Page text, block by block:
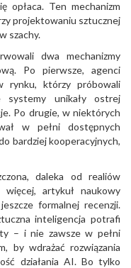
opłaca. Ten mechanizm
projektowaniu sztucznej
szachy.
dwa mechanizmy
Po pierwsze, agenci
rynku, którzy próbowali
systemy unikały ostrej
Po drugie, w niektórych
w pełni dostępnych
bardziej kooperacyjnych,
daleka od realiów
artykuł naukowy
formalnej recenzji.
inteligencja potrafi
– i nie zawsze w pełni
by wdrażać rozwiązania
działania AI. Bo tylko